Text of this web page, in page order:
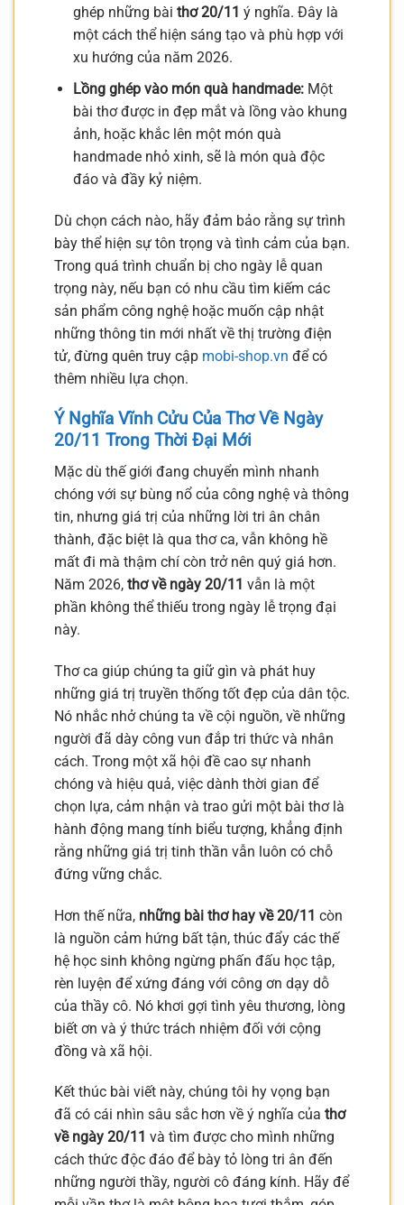
ghép những bài thơ 20/11 ý nghĩa. Đây là
một cách thể hiện sáng tạo và phù hợp với
xu hướng của năm 2026.
Lồng ghép vào món quà handmade:Một
bài thơ được in đẹp mắt và lồng vào khung
ảnh, hoặc khắc lên một món quà
handmade nhỏ xinh, sẽ là món quà độc
đáo và đầy kỷ niệm.
Dù chọn cách nào, hãy đảm bảo rằng sự trình
bày thể hiện sự tôn trọng và tình cảm của bạn.
Trong quá trình chuẩn bị cho ngày lễ quan
trọng này, nếu bạn có nhu cầu tìm kiếm các
sản phẩm công nghệ hoặc muốn cập nhật
những thông tin mới nhất về thị trường điện
tử, đừng quên truy cập mobi-shop.vn để có
thêm nhiều lựa chọn.
Ý Nghĩa Vĩnh Cửu Của Thơ Về Ngày
20/11 Trong Thời Đại Mới
Mặc dù thế giới đang chuyển mình nhanh
chóng với sự bùng nổ của công nghệ và thông
tin, nhưng giá trị của những lời tri ân chân
thành, đặc biệt là qua thơ ca, vẫn không hề
mất đi mà thậm chí còn trở nên quý giá hơn.
Năm 2026, thơ về ngày 20/11 vẫn là một
phần không thể thiếu trong ngày lễ trọng đại
này.
Thơ ca giúp chúng ta giữ gìn và phát huy
những giá trị truyền thống tốt đẹp của dân tộc.
Nó nhắc nhở chúng ta về cội nguồn, về những
người đã dày công vun đắp tri thức và nhân
cách. Trong một xã hội đề cao sự nhanh
chóng và hiệu quả, việc dành thời gian để
chọn lựa, cảm nhận và trao gửi một bài thơ là
hành động mang tính biểu tượng, khẳng định
rằng những giá trị tinh thần vẫn luôn có chỗ
đứng vững chắc.
Hơn thế nữa, những bài thơ hay về 20/11 còn
là nguồn cảm hứng bất tận, thúc đẩy các thế
hệ học sinh không ngừng phấn đấu học tập,
rèn luyện để xứng đáng với công ơn dạy dỗ
của thầy cô. Nó khơi gợi tình yêu thương, lòng
biết ơn và ý thức trách nhiệm đối với cộng
đồng và xã hội.
Kết thúc bài viết này, chúng tôi hy vọng bạn
đã có cái nhìn sâu sắc hơn về ý nghĩa của thơ
về ngày 20/11 và tìm được cho mình những
cách thức độc đáo để bày tỏ lòng tri ân đến
những người thầy, người cô đáng kính. Hãy để